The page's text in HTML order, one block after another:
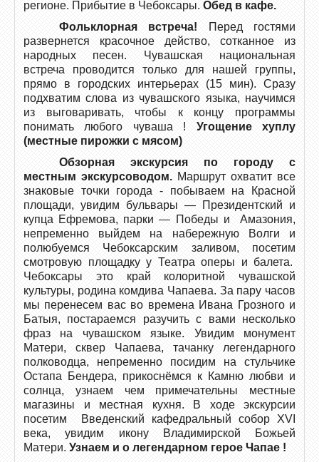
регионе. Прибытие в Чебоксары. Обед в кафе.
Фольклорная встреча! Перед гостями
развернется красочное действо, сотканное из
народных песен. Чувашская национальная
встреча проводится только для нашей группы,
прямо в городских интерьерах (15 мин). Сразу
подхватим слова из чувашского языка, научимся
из выговаривать, чтобы к концу программы
понимать любого чуваша ! Угощение хуплу
(местные пирожки с мясом)
Обзорная экскурсия по городу с
местным экскурсоводом. Маршрут охватит все
знаковые точки города - побываем на Красной
площади, увидим бульвары — Президентский и
купца Ефремова, парки — Победы и Амазония,
непременно выйдем на набережную Волги и
полюбуемся Чебоксарским заливом, посетим
смотровую площадку у Театра оперы и балета.
Чебоксары это край колоритной чувашской
культуры, родина комдива Чапаева. За пару часов
мы перенесем вас во времена Ивана Грозного и
Батыя, постараемся разучить с вами несколько
фраз на чувашском языке. Увидим монумент
Матери, сквер Чапаева, тачанку легендарного
полководца, непременно посидим на стульчике
Остапа Бендера, прикоснёмся к Камню любви и
солнца, узнаем чем примечательны местные
магазины и местная кухня. В ходе экскурсии
посетим Введенский кафедральный собор XVI
века, увидим икону Владимирской Божьей
Матери. Узнаем и о легендарном герое Чапае !